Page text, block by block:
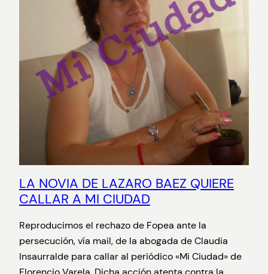
LA NOVIA DE LAZARO BAEZ QUIERE
CALLAR A MI CIUDAD
Reproducimos el rechazo de Fopea ante la
persecución, vía mail, de la abogada de Claudia
Insaurralde para callar al periódico «Mi Ciudad» de